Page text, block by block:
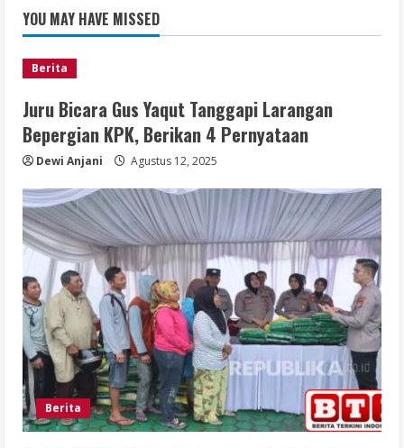
YOU MAY HAVE MISSED
Berita
Juru Bicara Gus Yaqut Tanggapi Larangan
Bepergian KPK, Berikan 4 Pernyataan
Dewi Anjani Agustus 12, 2025
Berita